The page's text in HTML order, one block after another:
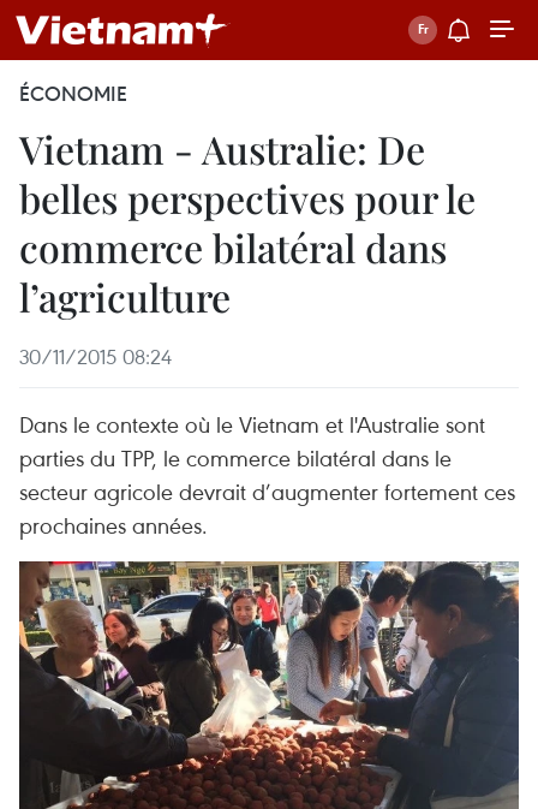
ÉCONOMIE
Vietnam - Australie: De
belles perspectives pour le
commerce bilatéral dans
l’agriculture
30/11/2015 08:24
Dans le contexte où le Vietnam et l'Australie sont
parties du TPP, le commerce bilatéral dans le
secteur agricole devrait d’augmenter fortement ces
prochaines années.